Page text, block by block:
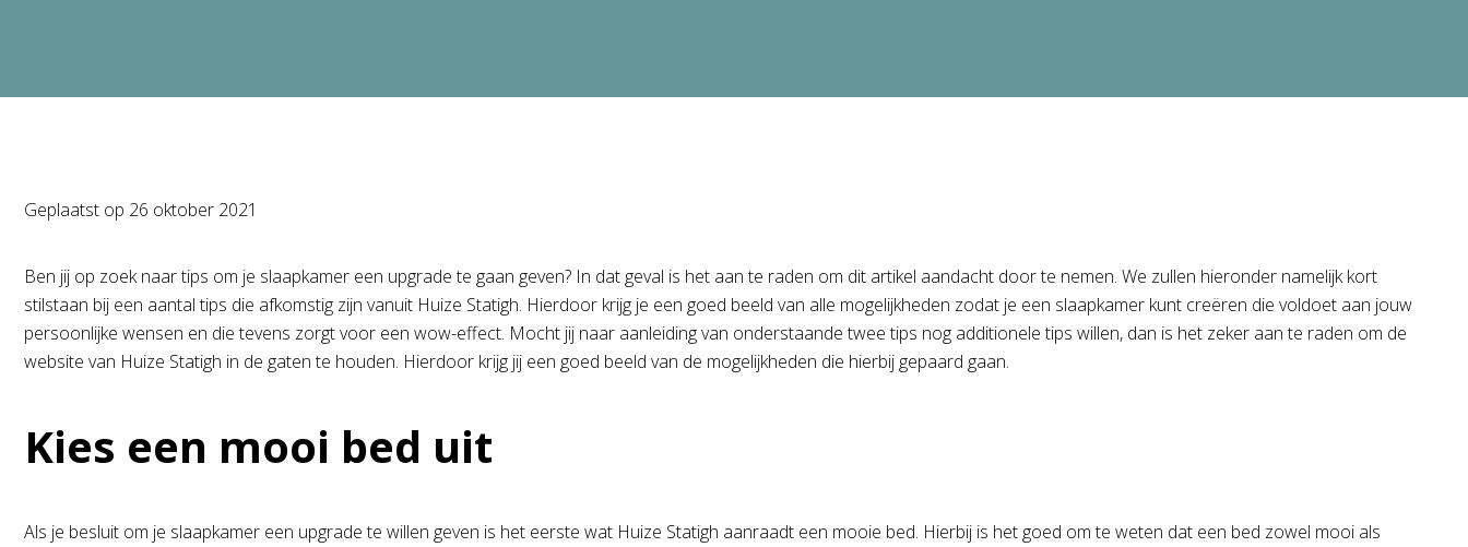
Geplaatst op 26 oktober 2021
Ben jij op zoek naar tips om je slaapkamer een upgrade te gaan geven? In dat geval is het aan te raden om dit artikel aandacht door te nemen. We zullen hieronder namelijk kort
stilstaan bij een aantal tips die afkomstig zijn vanuit Huize Statigh. Hierdoor krijg je een goed beeld van alle mogelijkheden zodat je een slaapkamer kunt creëren die voldoet aan jouw
persoonlijke wensen en die tevens zorgt voor een wow-effect. Mocht jij naar aanleiding van onderstaande twee tips nog additionele tips willen, dan is het zeker aan te raden om de
website van Huize Statigh in de gaten te houden. Hierdoor krijg jij een goed beeld van de mogelijkheden die hierbij gepaard gaan.
Kies een mooi bed uit
Als je besluit om je slaapkamer een upgrade te willen geven is het eerste wat Huize Statigh aanraadt een mooie bed. Hierbij is het goed om te weten dat een bed zowel mooi als